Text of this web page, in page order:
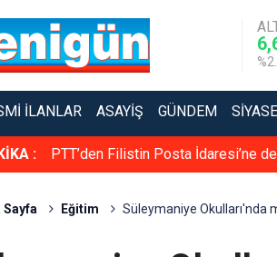
İLANLAR ASAYIŞ GÜNDEM
: PTT’den Filistin Posta İdaresi’ne
Sayfa Eğitim Süleymaniye Okulları'nda